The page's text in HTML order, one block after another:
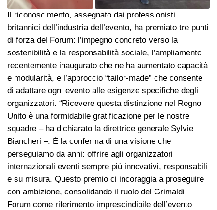
Il riconoscimento, assegnato dai professionisti
britannici dell’industria dell’evento, ha premiato tre punti
di forza del Forum: l’impegno concreto verso la
sostenibilità e la responsabilità sociale, l’ampliamento
recentemente inaugurato che ne ha aumentato capacità
e modularità, e l’approccio “tailor-made” che consente
di adattare ogni evento alle esigenze specifiche degli
organizzatori. “Ricevere questa distinzione nel Regno
Unito è una formidabile gratificazione per le nostre
squadre – ha dichiarato la direttrice generale Sylvie
Biancheri –. È la conferma di una visione che
perseguiamo da anni: offrire agli organizzatori
internazionali eventi sempre più innovativi, responsabili
e su misura. Questo premio ci incoraggia a proseguire
con ambizione, consolidando il ruolo del Grimaldi
Forum come riferimento imprescindibile dell’evento